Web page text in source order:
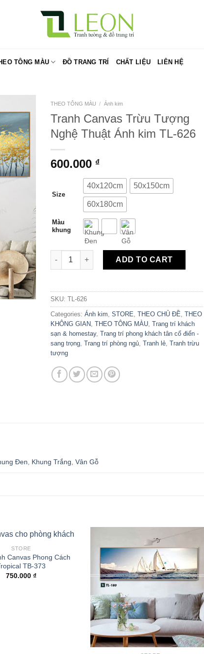
TÔNG MÀU ĐỒ TRANG TRÍ CHẤT LIỆU LIÊN HỆ
THEO TÔNG MÀU / Ánh kim
Tranh Canvas Trừu Tượng
Nghệ Thuật Ánh kim TL-626
600.000 ₫
Size
40x120cm 50x150cm
60x180cm
Màu
khung
Tranh Canvas Trừu Tượng Nghệ Thuật Ánh
ADD TO CART
SKU: TL-626
Categories: Ánh kim STORE THEO CHỦ ĐỀ THEO
KHÔNG GIAN THEO TÔNG MÀU Trang trí khách
sạn & homestay, Trang trí phong khách tân cổ điển -
sang trọng Trang trí phòng ngủ Tranh lẻ Tranh trừu
tượng
Đen Khung Trắng ,Vân Gỗ
STORE
Canvas Phong Cách
TB-373
750.000 ₫